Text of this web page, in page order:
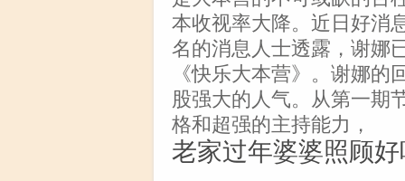
本收视率大降。近日好消
名的消息人士透露，谢娜
《快乐大本营》。谢娜
股强大的人气。从第一期
格和超强的主持能力，
老家过年婆婆照顾